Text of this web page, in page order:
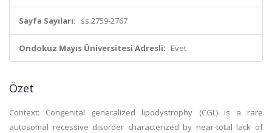
Sayfa Sayıları: ss.2759-2767
Ondokuz Mayıs Üniversitesi Adresli: Evet
Özet
Context: Congenital generalized lipodystrophy (CGL) is a rare
autosomal recessive disorder characterized by near-total lack of